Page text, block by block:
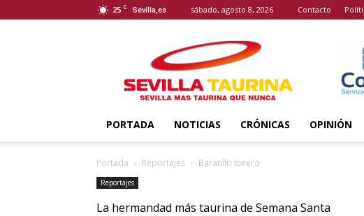
25 C Sevilla,es sábado, agosto 8, 2026 Contacto
Taurina
PORTADA NOTICIAS CRÓNICAS OPINIÓN
Portada Reportajes Baratillo torero
Reportajes
La hermandad más taurina de Semana Santa